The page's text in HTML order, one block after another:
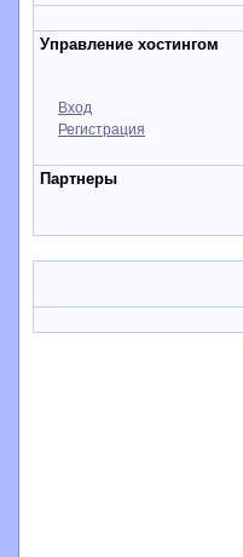
Управление хостингом
Вход
Регистрация
Партнеры